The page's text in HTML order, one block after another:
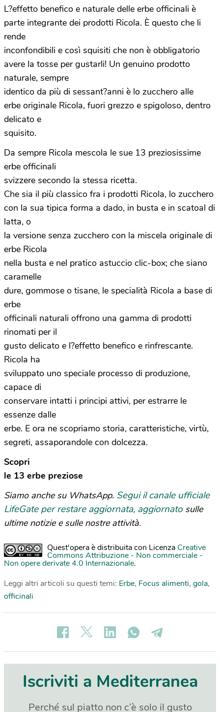
L?effetto benefico e naturale delle erbe officinali è
parte integrante dei prodotti Ricola. È questo che li
rende
inconfondibili e così squisiti che non è obbligatorio
avere la tosse per gustarli! Un genuino prodotto
naturale, sempre
identico da più di sessant?anni è lo zucchero alle
erbe originale Ricola, fuori grezzo e spigoloso, dentro
delicato e
squisito.
Da sempre Ricola mescola le sue 13 preziosissime
erbe officinali
svizzere secondo la stessa ricetta.
Che sia il più classico fra i prodotti Ricola, lo zucchero
con la sua tipica forma a dado, in busta e in scatoal di
latta, o
la versione senza zucchero con la miscela originale di
erbe Ricola
nella busta e nel pratico astuccio clic-box; che siano
caramelle
dure, gommose o tisane, le specialità Ricola a base di
erbe
officinali naturali offrono una gamma di prodotti
rinomati per il
gusto delicato e l?effetto benefico e rinfrescante.
Ricola ha
sviluppato uno speciale processo di produzione,
capace di
conservare intatti i principi attivi, per estrarre le
essenze dalle
erbe. E ora ne scopriamo storia, caratteristiche, virtù,
segreti, assaporandole con dolcezza.
Scopri
le 13 erbe preziose
Siamo anche su WhatsApp. Segui il canale ufficiale
LifeGate per restare aggiornata, aggiornato sulle
ultime notizie e sulle nostre attività.
Quest'opera è distribuita con Licenza Creative
Commons Attribuzione - Non commerciale -
Non opere derivate 4.0 Internazionale.
Leggi altri articoli su questi temi: Erbe, Focus alimenti, gola,
officinali
Iscriviti a Mediterranea
Perché sul piatto non c’è solo il gusto